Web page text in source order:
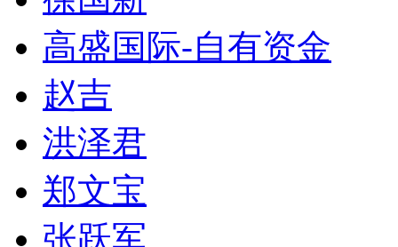
高盛国际-自有资金
赵吉
洪泽君
郑文宝
张跃军